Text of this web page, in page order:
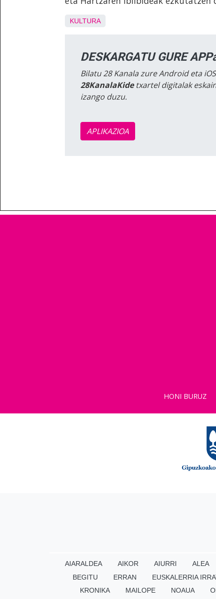
KULTURA
DESKARGATU GURE
Bilatu 28 Kanala zure Android eta
28KanalaKidetxartel digitalak
izango duzu.
APLIKAZIOA
HONI BURUZ
AIARALDEA AIKOR AIURRI ALEA
BEGITU
ERRAN EUSKALERRIA
KRONIKA
MAILOPE NOAUA